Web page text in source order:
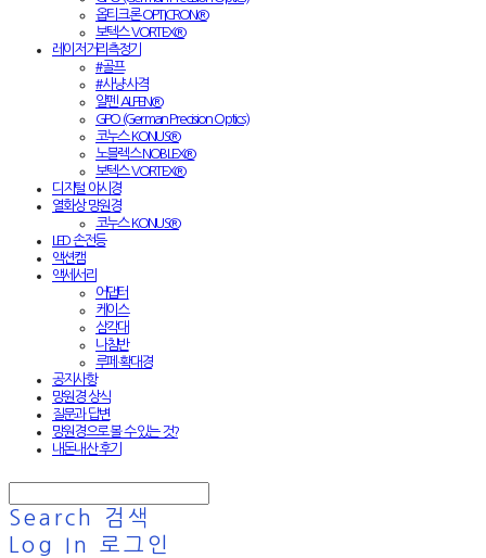
옵티크론 OPTICRON®
보텍스 VORTEX®
레이저거리측정기
#골프
#사냥·사격
알펜 ALPEN®
GPO (German Precision Optics)
코누스 KONUS®
노블렉스 NOBLEX®
보텍스 VORTEX®
디지털 야시경
열화상 망원경
코누스 KONUS®
LED 손전등
액션캠
액세서리
어댑터
케이스
삼각대
나침반
루페·확대경
공지사항
망원경 상식
질문과 답변
망원경으로 볼 수 있는 것?
내돈내산 후기
Search
검색
Log In
로그인